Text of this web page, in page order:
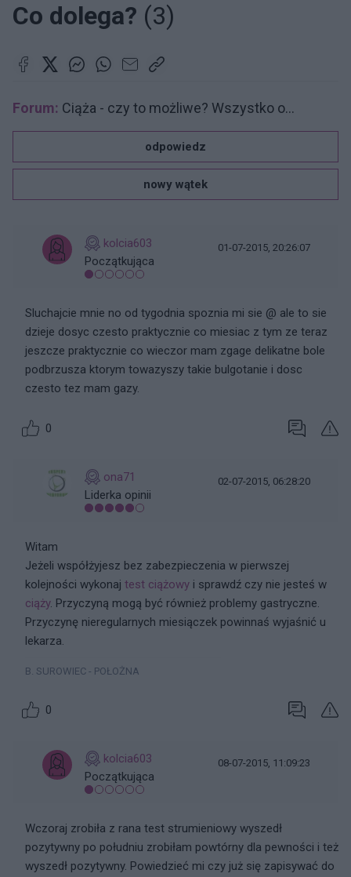
Co dolega? (3)
Forum: Ciąża - czy to możliwe? Wszystko o...
odpowiedz
nowy wątek
kolcia603
Początkująca
01-07-2015, 20:26:07
Sluchajcie mnie no od tygodnia spoznia mi sie @ ale to sie
dzieje dosyc czesto praktycznie co miesiac z tym ze teraz
jeszcze praktycznie co wieczor mam zgage delikatne bole
podbrzusza ktorym towazyszy takie bulgotanie i dosc
czesto tez mam gazy.
0
ona71
Liderka opinii
02-07-2015, 06:28:20
Witam
Jeżeli współżyjesz bez zabezpieczenia w pierwszej
kolejności wykonaj test ciążowy i sprawdź czy nie jesteś w
ciąży. Przyczyną mogą być również problemy gastryczne.
Przyczynę nieregularnych miesiączek powinnaś wyjaśnić u
lekarza.
B. SUROWIEC - POŁOŻNA
0
kolcia603
Początkująca
08-07-2015, 11:09:23
Wczoraj zrobiła z rana test strumieniowy wyszedł
pozytywny po południu zrobiłam powtórny dla pewności i też
wyszedł pozytywny. Powiedzieć mi czy już się zapisywać do